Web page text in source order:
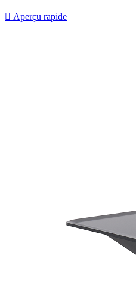
 Aperçu rapide